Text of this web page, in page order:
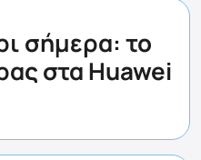
σήμερα: το
στα Huawei